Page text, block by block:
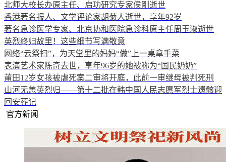
北师大校长办原主任、启功研究专家侯刚逝世
香港著名报人、文学评论家胡菊人逝世，享年92岁
著名急诊医学专家、北京协和医院急诊科原主任周玉淑逝世
英烈终归故里！这些细节写满敬意
网络“云祭扫”，为天堂里的妈妈“做”上一桌拿手菜
表演艺术家陈奇去世，享年96岁的她被称为“国民奶奶”
莆田12岁女孩被虐死案二审将开庭，此前一审继母被判死刑
山河无恙英烈归——第十二批在韩中国人民志愿军烈士遗骸迎
回安葬记
官方新闻